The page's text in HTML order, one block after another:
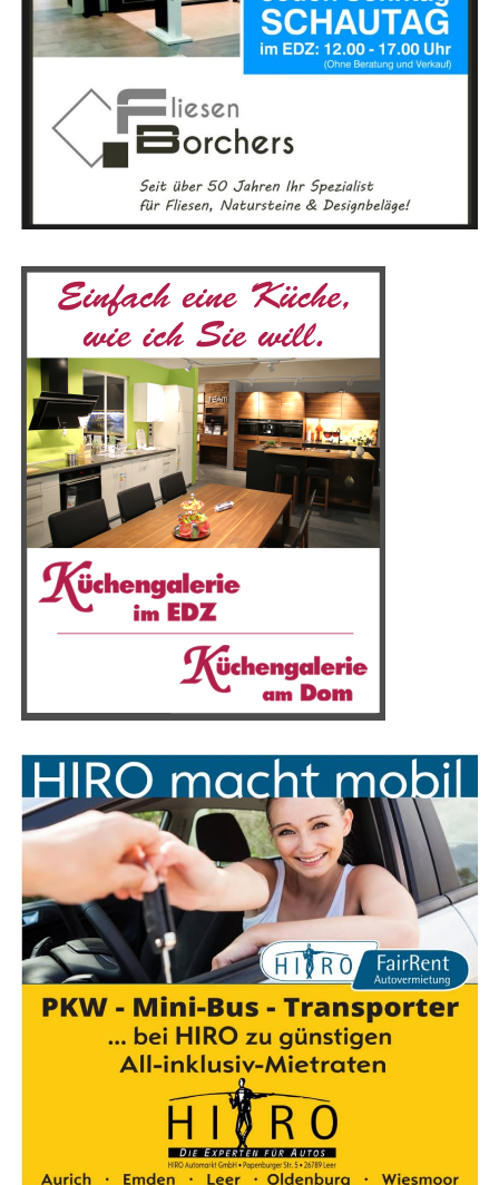
run­gen zu tei­len und von ande­ren zu lernen.
Begib dich auf eine Ent­de­ckungs­rei­se, die dir nicht nur
neu­es Wis­sen ver­mit­telt, son­dern auch dein spi­ri­tu­el­les
Bewusst­sein erwei­tert. Besu­che unser Lese­r­ECHO-Eso­
te­rik-Por­tal und fin­de dei­ne Quel­le der Inspi­ra­ti­on!
Gemein­sam kön­nen wir die Magie der Eso­te­rik erle­ben
und eine tie­fe­re Ver­bin­dung zu uns selbst und der Welt
um uns her­um aufbauen.
ten Gewer­ken ver­spricht den Mes­se­be­su­chern eine Viel­
zahl an Lösun­gen und Dienst­leis­tun­gen, die sie vor Ort
ent­de­cken kön­nen. Von Bau­un­ter­neh­men über Hand­
werks­be­trie­be bis hin zu Spe­zia­lis­ten für ener­ge­ti­sche
Sanie­run­gen – die Bau­mes­se bie­tet für jeden Bau­in­ter­es­
sier­ten und Heim­wer­ker das pas­sen­de Ange­bot. Der
direk­te Aus­tausch mit Fach­leu­ten und das Ein­ho­len ers­
ter Ange­bo­te machen die Mes­se beson­ders attrak­tiv, vor
allem in einer so gro­ßen Regi­on wie dem Emsland.
Mit einer Aus­stel­lungs­flä­che von 5.000 Qua­drat­me­tern
bie­tet die Mes­se­hal­le aus­rei­chend Platz für die viel­fäl­ti­
gen Prä­sen­ta­tio­nen. Besu­cher, die mit dem Auto anrei­
sen, pro­fi­tie­ren von den kos­ten­frei­en Park­mög­lich­kei­
ten direkt an der Emslandhalle.
Anzeige